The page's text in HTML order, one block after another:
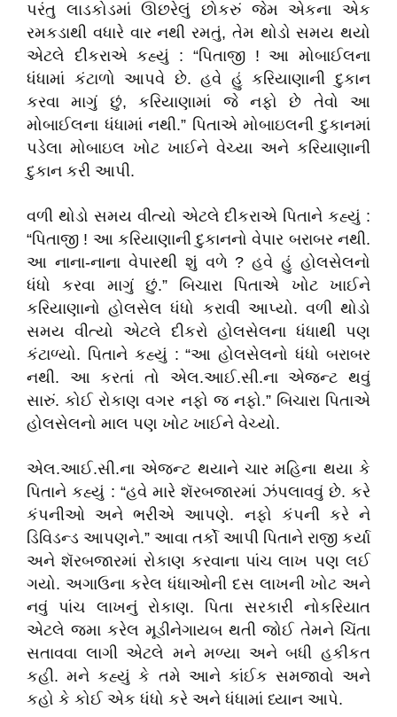
પરંતુ લાડકોડમાં ઊછરેલું છોકરું જેમ એકના એક
રમકડાથી વધારે વાર નથી રમતું, તેમ થોડો સમય થયો
એટલે દીકરાએ કહ્યું : “પિતાજી ! આ મોબાઈલના
ધંધામાં કંટાળો આપવે છે. હવે હું કરિયાણાની દુકાન
કરવા માગું છું, કરિયાણામાં જે નફો છે તેવો આ
મોબાઈલના ધંધામાં નથી.” પિતાએ મોબાઇલની દુકાનમાં
પડેલા મોબાઇલ ખોટ ખાઈને વેચ્યા અને કરિયાણાની
દુકાન કરી આપી.
વળી થોડો સમય વીત્યો એટલે દીકરાએ પિતાને કહ્યું :
“પિતાજી ! આ કરિયાણાની દુકાનનો વેપાર બરાબર નથી.
આ નાના-નાના વેપારથી શું વળે ? હવે હું હોલસેલનો
ધંધો કરવા માગું છું.” બિચારા પિતાએ ખોટ ખાઈને
કરિયાણાનો હોલસેલ ધંધો કરાવી આપ્યો. વળી થોડો
સમય વીત્યો એટલે દીકરો હોલસેલના ધંધાથી પણ
કંટાળ્યો. પિતાને કહ્યું : “આ હોલસેલનો ધંધો બરાબર
નથી. આ કરતાં તો એલ.આઈ.સી.ના એજન્ટ થવું
સારું. કોઈ રોકાણ વગર નફો જ નફો.” બિચારા પિતાએ
હોલસેલનો માલ પણ ખોટ ખાઈને વેચ્યો.
એલ.આઈ.સી.ના એજન્ટ થયાને ચાર મહિના થયા કે
પિતાને કહ્યું : “હવે મારે શૅરબજારમાં ઝંપલાવવું છે. કરે
કંપનીઓ અને ભરીએ આપણે. નફો કંપની કરે ને
ડિવિડન્ડ આપણને.” આવા તર્કો આપી પિતાને રાજી કર્યા
અને શૅરબજારમાં રોકાણ કરવાના પાંચ લાખ પણ લઈ
ગયો. અગાઉના કરેલ ધંધાઓની દસ લાખની ખોટ અને
નવું પાંચ લાખનું રોકાણ. પિતા સરકારી નોકરિયાત
એટલે જમા કરેલ મૂડીનેગાયબ થતી જોઈ તેમને ચિંતા
સતાવવા લાગી એટલે મને મળ્યા અને બધી હકીકત
કહી. મને કહ્યું કે તમે આને કાંઈક સમજાવો અને
કહો કે કોઈ એક ધંધો કરે અને ધંધામાં ધ્યાન આપે.